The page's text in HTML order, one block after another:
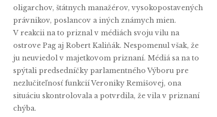
oligarchov, štátnych manažérov, vysokopostavených
právnikov, poslancov a iných známych mien.
V reakcii na to priznal v médiách svoju vilu na
ostrove Pag aj Robert Kaliňák. Nespomenul však, že
ju neuviedol v majetkovom priznaní. Médiá sa na to
spýtali predsedníčky parlamentného Výboru pre
nezlučiteľnosť funkcií Veroniky Remišovej, ona
situáciu skontrolovala a potvrdila, že vila v priznaní
chýba.